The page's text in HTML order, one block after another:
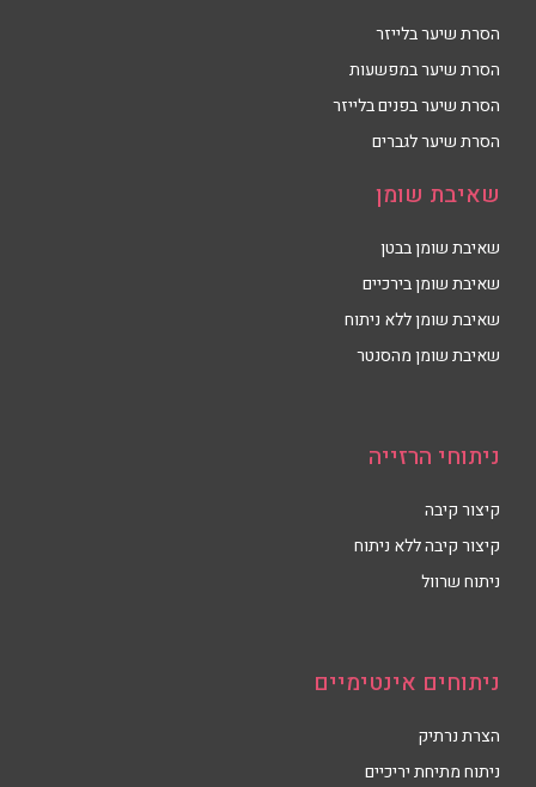
הסרת שיער בלייזר
הסרת שיער במפשעות
הסרת שיער בפנים בלייזר
הסרת שיער לגברים
שאיבת שומן
שאיבת שומן בבטן
שאיבת שומן בירכיים
שאיבת שומן ללא ניתוח
שאיבת שומן מהסנטר
ניתוחי הרזייה
קיצור קיבה
קיצור קיבה ללא ניתוח
ניתוח שרוול
ניתוחים אינטימיים
הצרת נרתיק
ניתוח מתיחת יריכיים